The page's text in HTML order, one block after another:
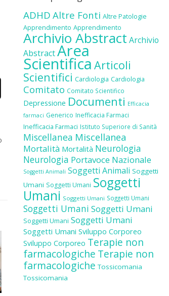
ADHD Altre Fonti Altre Patologie
Apprendimento Apprendimento
Archivio Abstract Archivio
AbstractArea
Scientifica Articoli
Scientifici Cardiologia Cardiologia
Comitato Comitato Scientifico
Depressione Documenti Efficacia
farmaci Generico Inefficacia Farmaci
Inefficacia Farmaci Istituto Superiore di Sanità
Miscellanea Miscellanea
Mortalità Mortalità Neurologia
Neurologia Portavoce Nazionale
Soggetti Animali Soggetti Animali Soggetti
Umani Soggetti Umani Soggetti
Umani Soggetti Umani Soggetti Umani
Soggetti Umani Soggetti Umani
Soggetti Umani Soggetti Umani
Soggetti Umani Sviluppo Corporeo
Sviluppo Corporeo Terapie non
farmacologiche Terapie non
farmacologiche Tossicomania
Tossicomania